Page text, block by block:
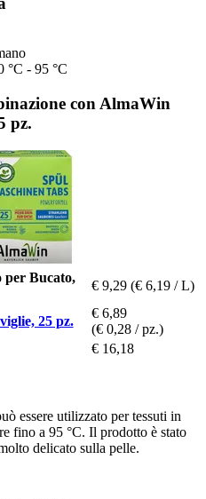
°C - 95 °C
con AlmaWin
pz.
Bucato,
€ 9,29 (€ 6,19 / L)
25 pz.
€ 6,89
(€ 0,28 / pz.)
€ 16,18
essere utilizzato per tessuti in
fino a 95 °C. Il prodotto è stato
delicato sulla pelle.